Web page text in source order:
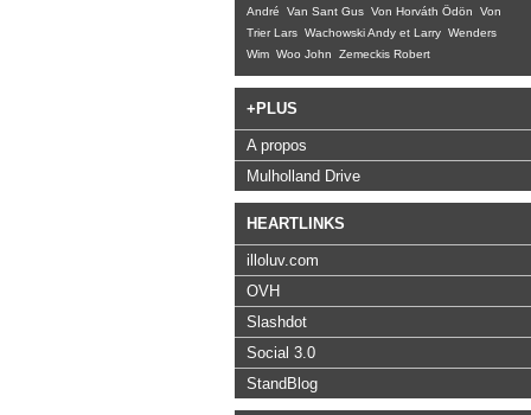
André
Van Sant Gus Von Horváth Ödön
Von
Trier Lars Wachowski Andy et Larry Wenders
Wim Woo John Zemeckis Robert
+PLUS
A propos
Mulholland Drive
HEARTLINKS
illoluv.com
OVH
Slashdot
Social 3.0
StandBlog